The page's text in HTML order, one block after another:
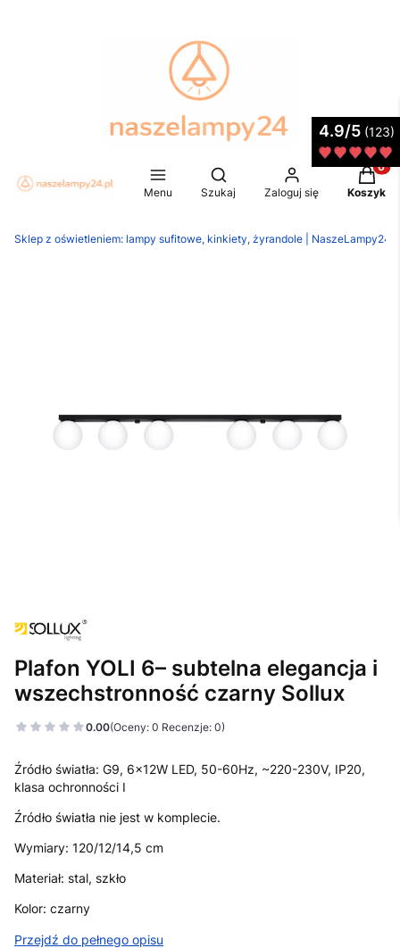
Menu
Otwórz wyszukiwarkę
Szukaj Zaloguj się Koszyk
Sklep z oświetleniem: lampy sufitowe, kinkiety, żyrandole |
Plafon YOLI 6– subtelna elegancja i
wszechstronność czarny Sollux
0.00(Oceny: 0 Recenzje: 0)
Źródło światła: G9, 6x12W LED, 50-60Hz, ~220-230V, IP20,
klasa ochronności I
Źródło światła nie jest w komplecie.
Wymiary: 120/12/14,5 cm
Materiał: stal, szkło
Kolor: czarny
Przejdź do pełnego opisu
4.9/5 (123)